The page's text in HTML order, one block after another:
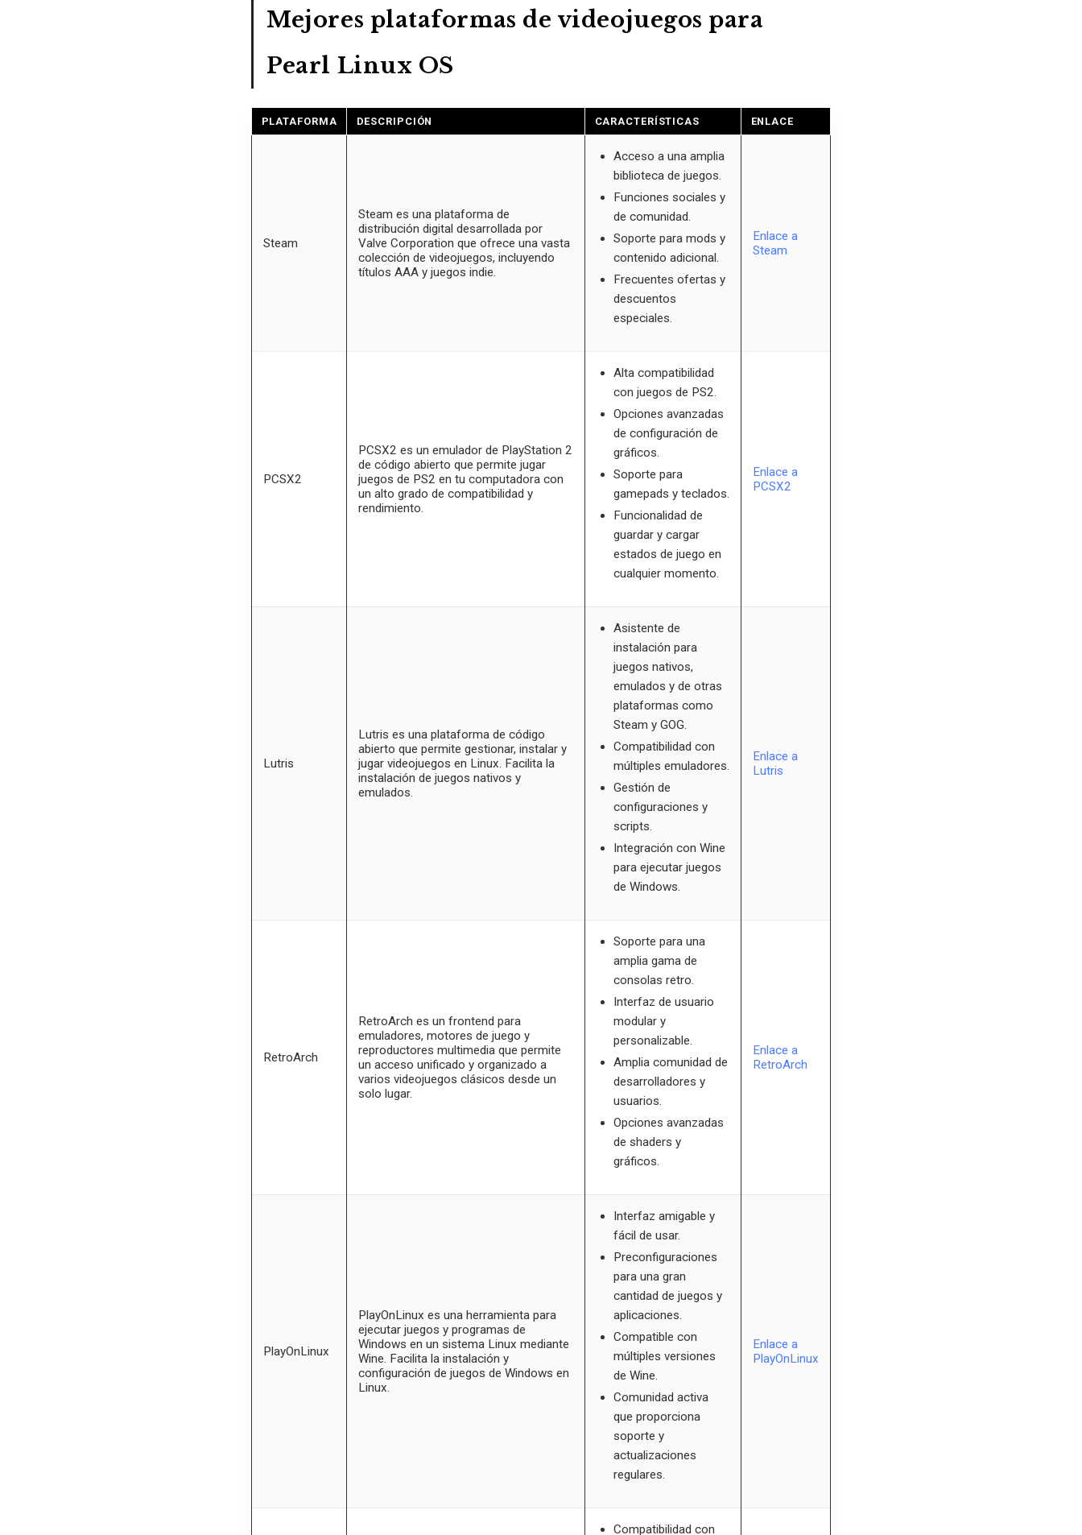
Mejores plataformas de videojuegos para
Pearl Linux OS
PLATAFORMA DESCRIPCIÓN CARACTERÍSTICAS ENLACE
Steam
Steam es una plataforma de
distribución digital desarrollada por
Valve Corporation que ofrece una vasta
colección de videojuegos, incluyendo
títulos AAA y juegos indie.
Acceso a una amplia
biblioteca de juegos.
Funciones sociales y
de comunidad.
Soporte para mods y
contenido adicional.
Frecuentes ofertas y
descuentos
especiales.
Enlace a
Steam
PCSX2
PCSX2 es un emulador de PlayStation 2
de código abierto que permite jugar
juegos de PS2 en tu computadora con
un alto grado de compatibilidad y
rendimiento.
Alta compatibilidad
con juegos de PS2.
Opciones avanzadas
de configuración de
gráficos.
Soporte para
gamepads y teclados.
Funcionalidad de
guardar y cargar
estados de juego en
cualquier momento.
Enlace a
PCSX2
Lutris
Lutris es una plataforma de código
abierto que permite gestionar, instalar y
jugar videojuegos en Linux. Facilita la
instalación de juegos nativos y
emulados.
Asistente de
instalación para
juegos nativos,
emulados y de otras
plataformas como
Steam y GOG.
Compatibilidad con
múltiples emuladores.
Gestión de
configuraciones y
scripts.
Integración con Wine
para ejecutar juegos
de Windows.
Enlace a
Lutris
RetroArch
RetroArch es un frontend para
emuladores, motores de juego y
reproductores multimedia que permite
un acceso unificado y organizado a
varios videojuegos clásicos desde un
solo lugar.
Soporte para una
amplia gama de
consolas retro.
Interfaz de usuario
modular y
personalizable.
Amplia comunidad de
desarrolladores y
usuarios.
Opciones avanzadas
de shaders y
gráficos.
Enlace a
RetroArch
PlayOnLinux
PlayOnLinux es una herramienta para
ejecutar juegos y programas de
Windows en un sistema Linux mediante
Wine. Facilita la instalación y
configuración de juegos de Windows en
Linux.
Interfaz amigable y
fácil de usar.
Preconfiguraciones
para una gran
cantidad de juegos y
aplicaciones.
Compatible con
múltiples versiones
de Wine.
Comunidad activa
que proporciona
soporte y
actualizaciones
regulares.
Enlace a
PlayOnLinux
Compatibilidad con